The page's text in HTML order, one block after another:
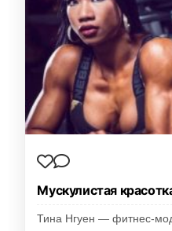
Мускулистая
Тина Нгуен — фитнес-